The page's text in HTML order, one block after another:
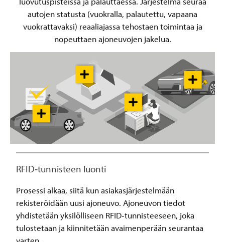
autojen statusta (vuokralla, palautettu, vapaana
vuokrattavaksi) reaaliajassa tehostaen toimintaa ja
nopeuttaen ajoneuvojen jakelua.
RFID‑tunnisteen luonti
Prosessi alkaa, siitä kun asiakasjärjestelmään
rekisteröidään uusi ajoneuvo. Ajoneuvon tiedot
yhdistetään yksilölliseen RFID‑tunnisteeseen, joka
tulostetaan ja kiinnitetään avaimenperään seurantaa